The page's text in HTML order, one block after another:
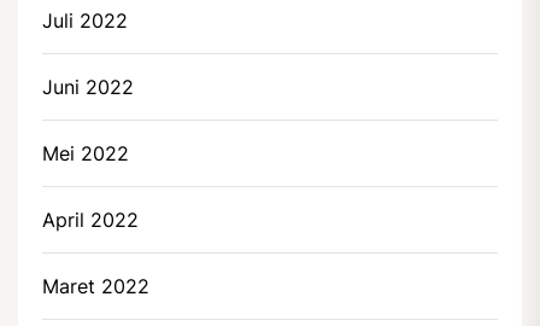
Juli 2022
Juni 2022
Mei 2022
April 2022
Maret 2022